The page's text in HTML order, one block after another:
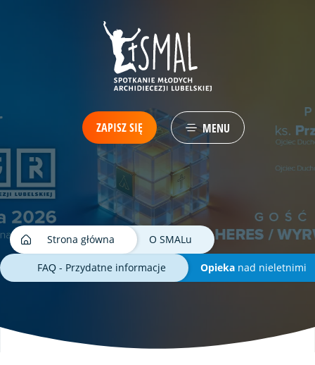
ZAPISZ SIĘ MENU
Strona główna O SMALu
FAQ - Przydatne informacje Opieka nad nieletnimi